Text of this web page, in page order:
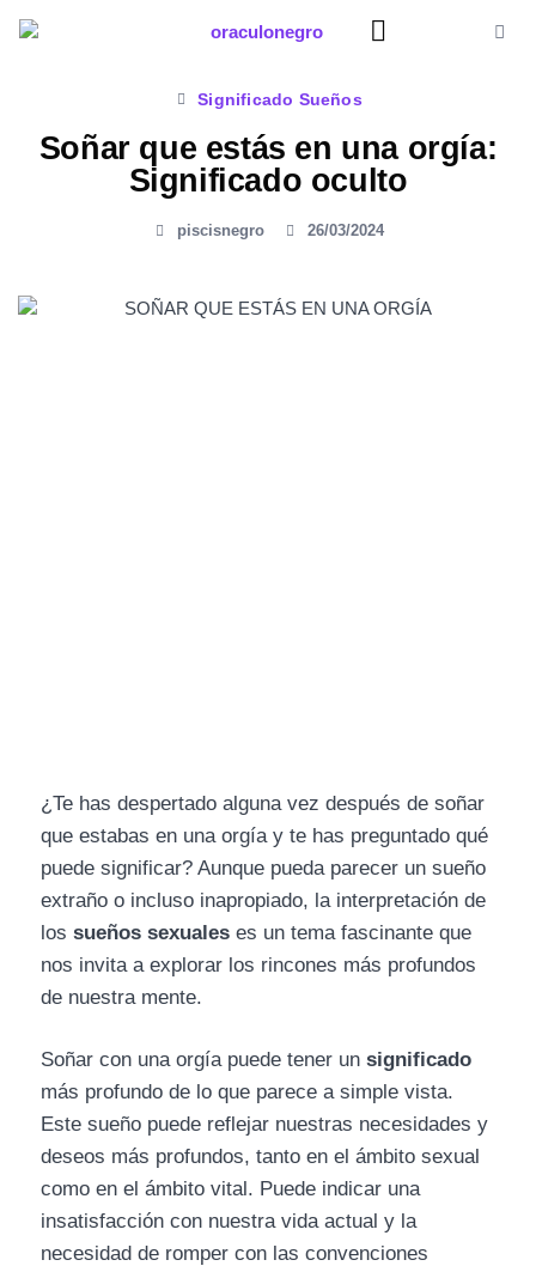
Significado Sueños
Soñar que estás en una orgía:
Significado oculto
piscisnegro 26/03/2024
¿Te has despertado alguna vez después de soñar
que estabas en una orgía y te has preguntado qué
puede significar? Aunque pueda parecer un sueño
extraño o incluso inapropiado, la interpretación de
los sueños sexuales es un tema fascinante que
nos invita a explorar los rincones más profundos
de nuestra mente.
Soñar con una orgía puede tener un significado
más profundo de lo que parece a simple vista.
Este sueño puede reflejar nuestras necesidades y
deseos más profundos, tanto en el ámbito sexual
como en el ámbito vital. Puede indicar una
insatisfacción con nuestra vida actual y la
necesidad de romper con las convenciones